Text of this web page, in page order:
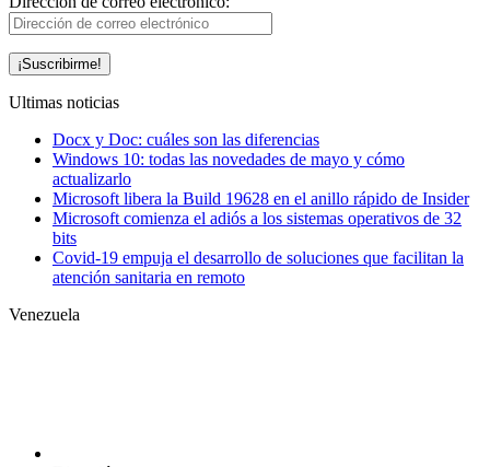
Ultimas noticias
Docx y Doc: cuáles son las diferencias
Windows 10: todas las novedades de mayo y cómo
actualizarlo
Microsoft libera la Build 19628 en el anillo rápido de Insider
Microsoft comienza el adiós a los sistemas operativos de 32
bits
Covid-19 empuja el desarrollo de soluciones que facilitan la
atención sanitaria en remoto
Venezuela